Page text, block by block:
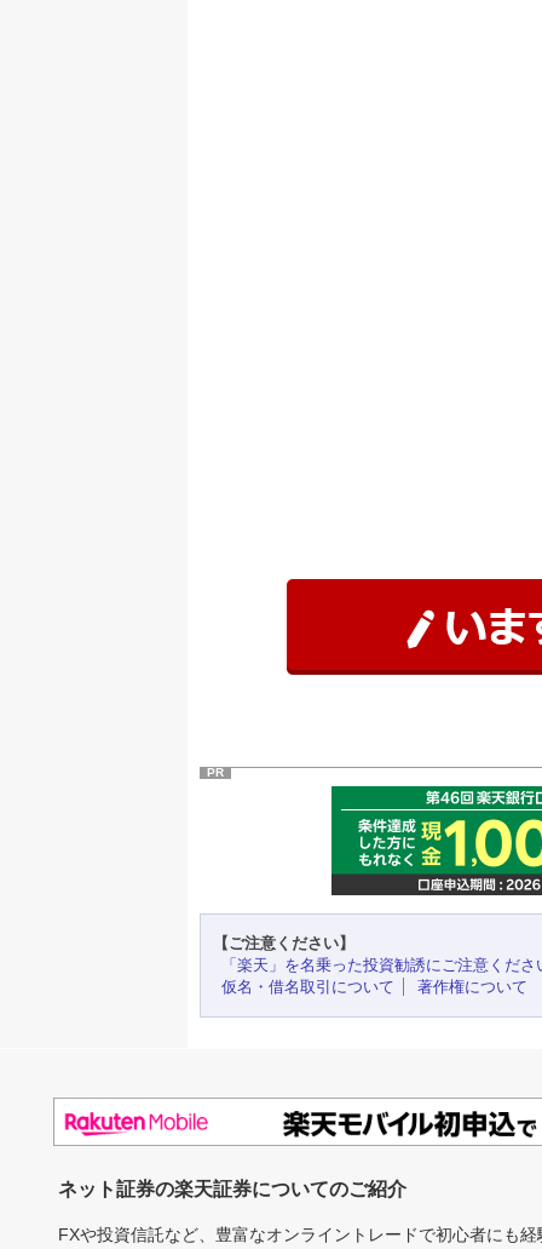
PR
【ご注意ください】
「楽天」を名乗った投資勧誘にご注意くださ
仮名・借名取引について
著作権について
ネット証券の楽天証券についてのご紹介
FXや投資信託など、豊富なオンライントレードで初心者にも